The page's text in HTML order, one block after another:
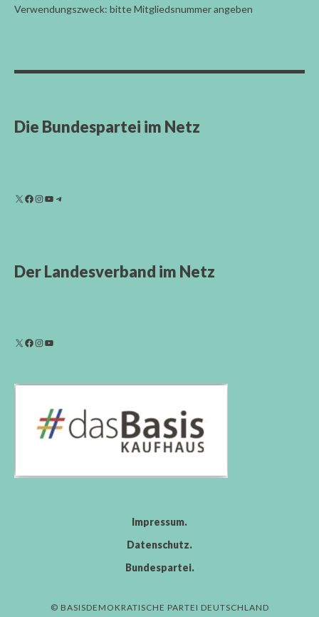
Verwendungszweck: bitte Mitgliedsnummer angeben
Die Bundespartei im Netz
Der Landesverband im Netz
Impressum
Datenschutz
Bundespartei
© BASISDEMOKRATISCHE PARTEI DEUTSCHLAND